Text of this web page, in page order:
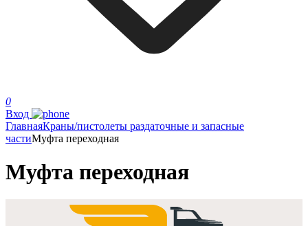
0
Вход
ГлавнаяКраны/пистолеты раздаточные и запасные
частиМуфта переходная
Муфта переходная